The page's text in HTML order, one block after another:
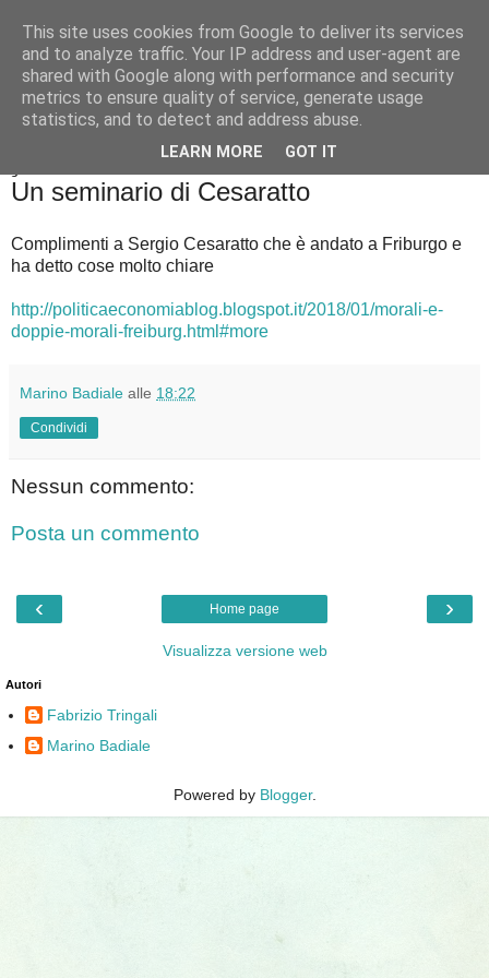
Badiale & Tringali
Un seminario di Cesaratto
Complimenti a Sergio Cesaratto che è andato a Friburgo e
ha detto cose molto chiare
http://politicaeconomiablog.blogspot.it/2018/01/morali-e-
doppie-morali-freiburg.html#more
Marino Badiale alle 18:22
Condividi
Nessun commento:
Posta un commento
‹ ›
Home page
Visualizza versione web
Autori
Fabrizio Tringali
Marino Badiale
Powered by Blogger.
This site uses cookies from Google to deliver its services
and to analyze traffic. Your IP address and user-agent are
shared with Google along with performance and security
metrics to ensure quality of service, generate usage
statistics, and to detect and address abuse.
LEARN MORE GOT IT